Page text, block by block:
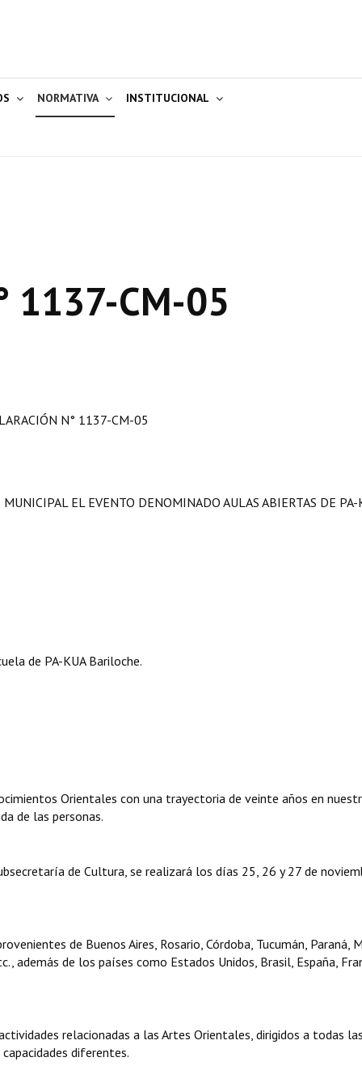
NORMATIVA INSTITUCIONAL
1137-CM-05
N° 1137-CM-05
EL EVENTO DENOMINADO AULAS ABIERTAS DE PA-
de PA-KUA Bariloche.
Orientales con una trayectoria de veinte años en
de las personas.
de Cultura, se realizará los días 25, 26 y 27 de
de Buenos Aires, Rosario, Córdoba, Tucumán, Paraná,
además de los países como Estados Unidos, Brasil, España,
relacionadas a las Artes Orientales, dirigidos a todas
diferentes.